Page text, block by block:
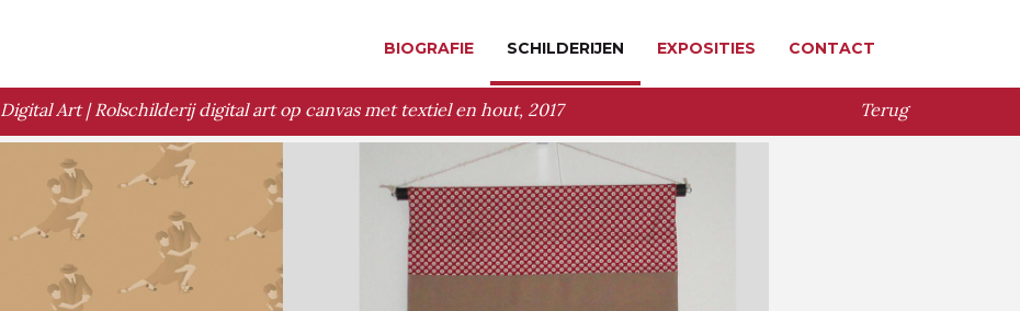
BIOGRAFIE SCHILDERIJEN EXPOSITIES CONTACT
Digital Art | Rolschilderij digital art op canvas met textiel en hout, 2017 Terug